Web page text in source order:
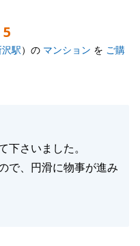
5
沢駅）の マンション を ご購
下さいました。
で、円滑に物事が進み